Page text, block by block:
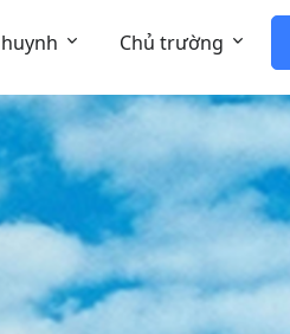
Chủ trường